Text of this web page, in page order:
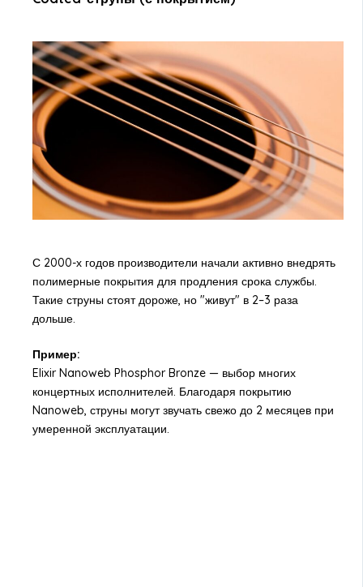
С 2000-х годов производители начали активно внедрять
полимерные покрытия для продления срока службы.
Такие струны стоят дороже, но "живут" в 2–3 раза
дольше.
Пример:
Elixir Nanoweb Phosphor Bronze — выбор многих
концертных исполнителей. Благодаря покрытию
Nanoweb, струны могут звучать свежо до 2 месяцев при
умеренной эксплуатации.